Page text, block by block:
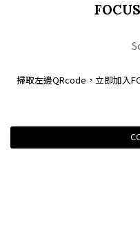
掃取左邊QRcode，立即加入